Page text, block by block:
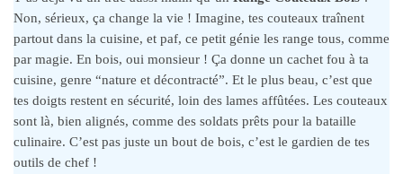
Non, sérieux, ça change la vie ! Imagine, tes couteaux traînent
partout dans la cuisine, et paf, ce petit génie les range tous, comme
par magie. En bois, oui monsieur ! Ça donne un cachet fou à ta
cuisine, genre “nature et décontracté”. Et le plus beau, c’est que
tes doigts restent en sécurité, loin des lames affûtées. Les couteaux
sont là, bien alignés, comme des soldats prêts pour la bataille
culinaire. C’est pas juste un bout de bois, c’est le gardien de tes
outils de chef !